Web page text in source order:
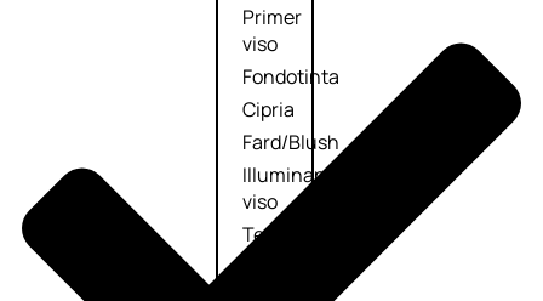
Primer
viso
Fondotinta
Cipria
Fard/Blush
Illuminante
viso
Terre
abbronzanti